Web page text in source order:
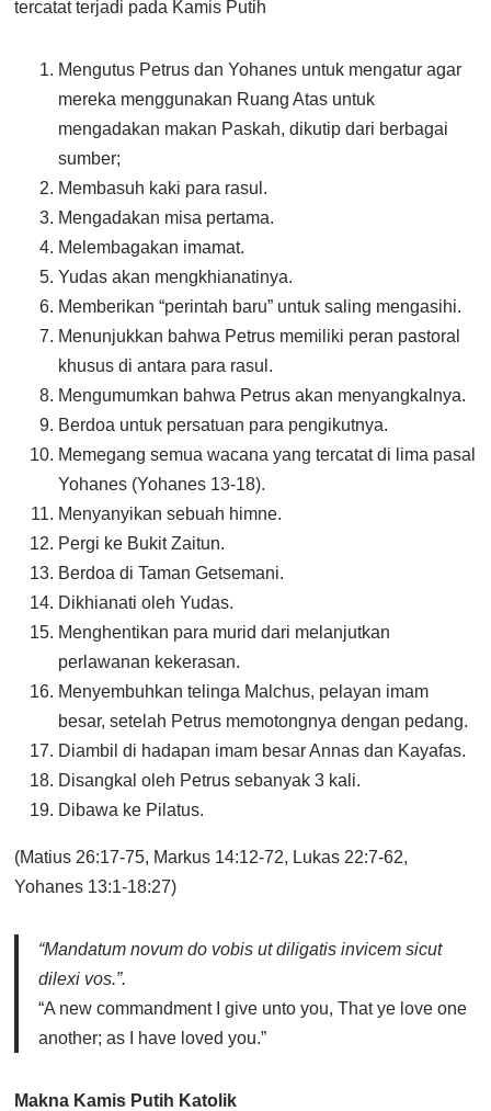
tercatat terjadi pada Kamis Putih
Mengutus Petrus dan Yohanes untuk mengatur agar
mereka menggunakan Ruang Atas untuk
mengadakan makan Paskah, dikutip dari berbagai
sumber;
Membasuh kaki para rasul.
Mengadakan misa pertama.
Melembagakan imamat.
Yudas akan mengkhianatinya.
Memberikan “perintah baru” untuk saling mengasihi.
Menunjukkan bahwa Petrus memiliki peran pastoral
khusus di antara para rasul.
Mengumumkan bahwa Petrus akan menyangkalnya.
Berdoa untuk persatuan para pengikutnya.
Memegang semua wacana yang tercatat di lima pasal
Yohanes (Yohanes 13-18).
Menyanyikan sebuah himne.
Pergi ke Bukit Zaitun.
Berdoa di Taman Getsemani.
Dikhianati oleh Yudas.
Menghentikan para murid dari melanjutkan
perlawanan kekerasan.
Menyembuhkan telinga Malchus, pelayan imam
besar, setelah Petrus memotongnya dengan pedang.
Diambil di hadapan imam besar Annas dan Kayafas.
Disangkal oleh Petrus sebanyak 3 kali.
Dibawa ke Pilatus.
(Matius 26:17-75, Markus 14:12-72, Lukas 22:7-62,
Yohanes 13:1-18:27)
“Mandatum novum do vobis ut diligatis invicem sicut
dilexi vos.”.
“A new commandment I give unto you, That ye love one
another; as I have loved you.”
Makna Kamis Putih Katolik